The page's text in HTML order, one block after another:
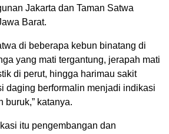
Jakarta dan Taman Satwa
Barat.
di beberapa kebun binatang di
yang mati tergantung, jerapah mati
di perut, hingga harimau sakit
daging berformalin menjadi indikasi
buruk,” katanya.
itu pengembangan dan